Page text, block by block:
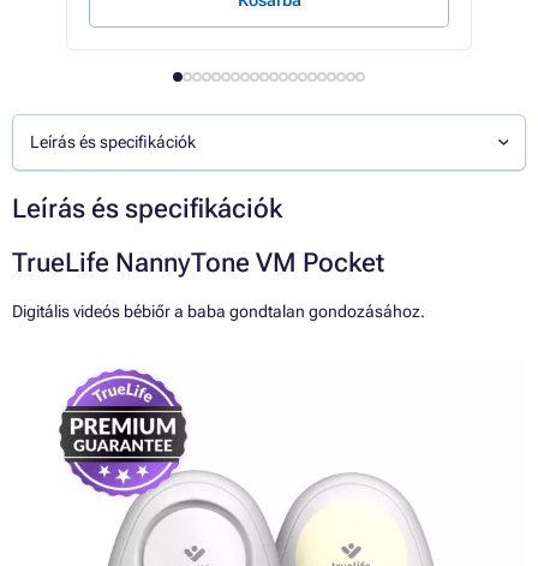
Leírás és specifikációk
Leírás és specifikációk
TrueLife NannyTone VM Pocket
Digitális videós bébiőr a baba gondtalan gondozásához.